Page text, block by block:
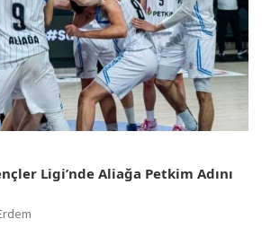
Ligi’nde Aliağa Petkim Adını